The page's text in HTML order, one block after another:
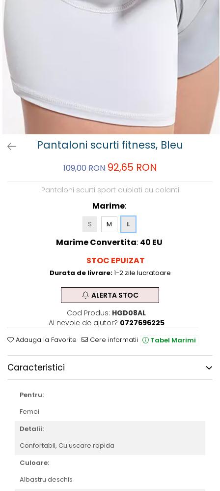
Pantaloni scurti fitness, Bleu
109,00 RON 92,65 RON
Pantaloni scurti sport dublati cu colanti
Marime:
S M L
Marime Convertita: 40 EU
STOC EPUIZAT
Durata de livrare:1-2 zile lucratoare
ALERTA STOC
Cod Produs: HGD08AL
Ai nevoie de ajutor? 0727696225
Adauga la Favorite Cere informatii Tabel Marimi
Caracteristici
Pentru:
Femei
Detalii:
Confortabil, Cu uscare rapida
Culoare:
Albastru deschis